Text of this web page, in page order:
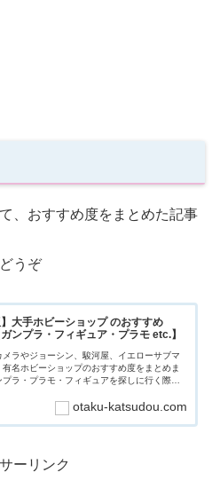
、おすすめ度をまとめた記事
うぞ
】大手ホビーショップ のおすすめ
ンプラ・フィギュア・プラモ etc.】
メラやジョーシン、駿河屋、イエローサブマ
有名ホビーショップのおすすめ度をまとめま
プラ・プラモ・フィギュアを探しに行く際の
otaku-katsudou.com
ーリンク